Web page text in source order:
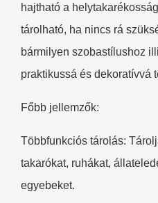
hajtható a
tárolható, ha nincs rá
bármilyen szobastílushoz
praktikussá és dekoratívvá
Főbb jellemzők:
Többfunkciós tárolás:
takarókat, ruhákat,
egyebeket.